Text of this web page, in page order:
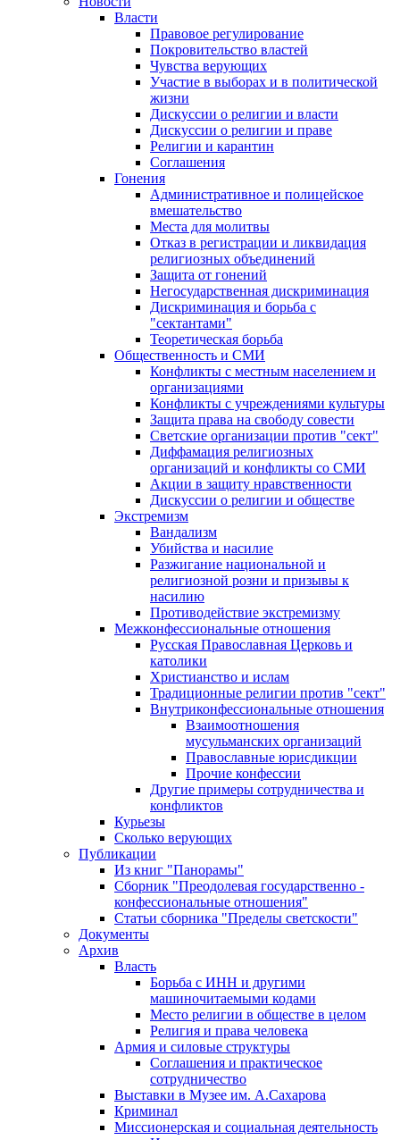
Власти
Правовое регулирование
Покровительство властей
Чувства верующих
Участие в выборах и в политической
жизни
Дискуссии о религии и власти
Дискуссии о религии и праве
Религии и карантин
Соглашения
Гонения
Административное и полицейское
вмешательство
Места для молитвы
Отказ в регистрации и ликвидация
религиозных объединений
Защита от гонений
Негосударственная дискриминация
Дискриминация и борьба с
"сектантами"
Теоретическая борьба
Общественность и СМИ
Конфликты с местным населением и
организациями
Конфликты с учреждениями культуры
Защита права на свободу совести
Светские организации против "сект"
Диффамация религиозных
организаций и конфликты со СМИ
Акции в защиту нравственности
Дискуссии о религии и обществе
Экстремизм
Вандализм
Убийства и насилие
Разжигание национальной и
религиозной розни и призывы к
насилию
Противодействие экстремизму
Межконфессиональные отношения
Русская Православная Церковь и
католики
Христианство и ислам
Традиционные религии против "сект"
Внутриконфессиональные отношения
Взаимоотношения
мусульманских организаций
Православные юрисдикции
Прочие конфессии
Другие примеры сотрудничества и
конфликтов
Курьезы
Сколько верующих
Публикации
Из книг "Панорамы"
Сборник "Преодолевая государственно -
конфессиональные отношения"
Статьи сборника "Пределы светскости"
Документы
Архив
Власть
Борьба с ИНН и другими
машиночитаемыми кодами
Место религии в обществе в целом
Религия и права человека
Армия и силовые структуры
Соглашения и практическое
сотрудничество
Выставки в Музее им. А.Сахарова
Криминал
Миссионерская и социальная деятельность